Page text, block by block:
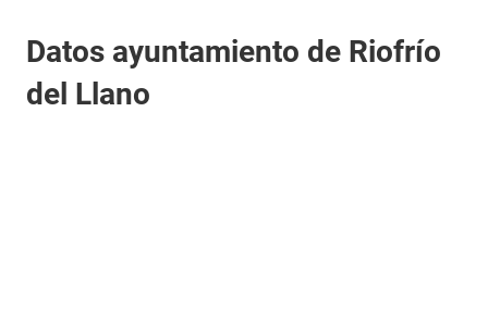
Datos ayuntamiento de Riofrío
del Llano